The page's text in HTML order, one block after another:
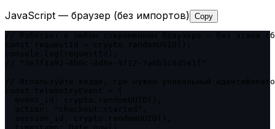
JavaScript — браузер (без импортов) Copy
// Работает в любом современном браузере — без этапа
// Используйте везде, где нужен уникальный